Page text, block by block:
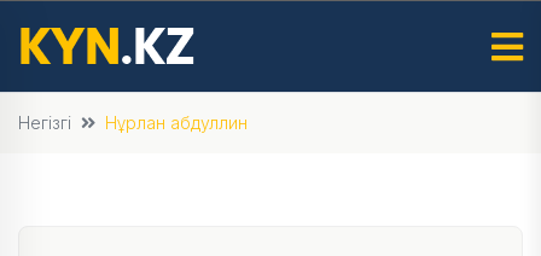
Негізгі Нұрлан абдуллин